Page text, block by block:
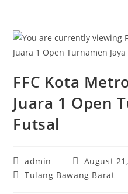
FFC Kota
Juara 1 Open
Futsal
Post
author:
admin
Post
published:
August
PostTulang Bawang Barat